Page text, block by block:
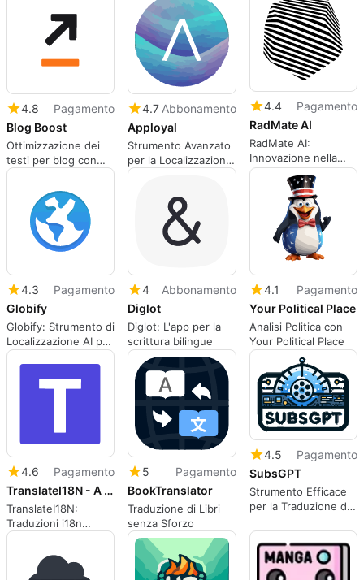
4.8
Pagamento
Blog Boost
Ottimizzazione dei
testi per blog con
Blog Boost
4.7 Abbonamento
Apployal
Strumento Avanzato
per la Localizzazione
delle App
4.4
Pagamento
RadMate AI
RadMate AI:
Innovazione nella
Dettatura Radiologica
4.3
Pagamento
Globify
Globify: Strumento di
Localizzazione AI per
App
4
Abbonamento
Diglot
Diglot: L'app per la
scrittura bilingue
4.1
Pagamento
Your Political Place
Analisi Politica con
Your Political Place
4.6
Pagamento
TranslateI18N - A Visual Studio Extension for i18n gp...
TranslateI18N:
Traduzioni i18n
Potenziate da AI
5
Pagamento
BookTranslator
Traduzione di Libri
senza Sforzo
4.5
Pagamento
SubsGPT
Strumento Efficace
per la Traduzione di